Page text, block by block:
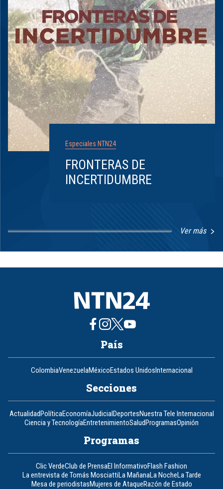
Especiales NTN24
FRONTERAS DE
INCERTIDUMBRE
Ver más
1
8
País
ColombiaVenezuelaMéxicoEstados UnidosInternacional
Secciones
ActualidadPolíticaEconomíaJudicialDeportesNuestra Tele Internacional
Ciencia y TecnologíaEntretenimientoSaludProgramasOpinión
Programas
Clic VerdeClub de PrensaEl InformativoFlash Fashion
La entrevista de Tomás MosciattiLa MañanaLa NocheLa Tarde
Mesa de periodistasMujeres de AtaqueRazón de Estado